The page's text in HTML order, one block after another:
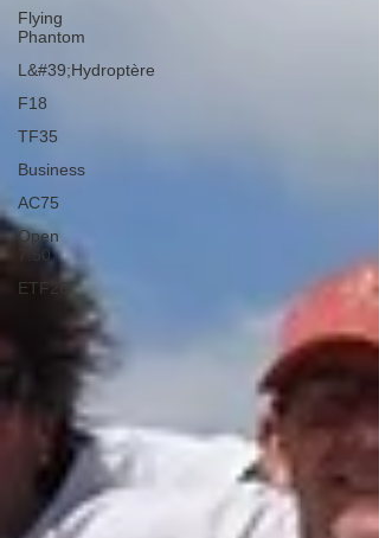
Flying
Phantom
L&#39;Hydroptère
F18
TF35
Business
AC75
Open
7.50
ETF26